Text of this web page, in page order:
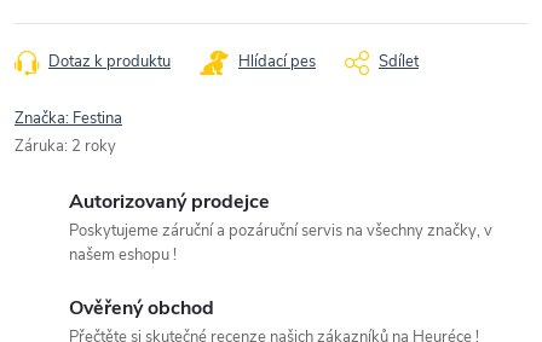
Dotaz k produktu Hlídací pes Sdílet
Značka: Festina
Záruka: 2 roky
Autorizovaný prodejce
Poskytujeme záruční a pozáruční servis na všechny značky, v
našem eshopu !
Ověřený obchod
Přečtěte si skutečné recenze našich zákazníků na Heuréce !